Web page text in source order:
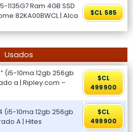
Ram 4GB SSD
82KA00BWCL | Alca
$CL 585
Usados
(i5-10ma 12gb 256gb
a | Ripley.com –
$CL
499900
(i5-10ma 12gb 256gb
A | Hites
$CL
499900